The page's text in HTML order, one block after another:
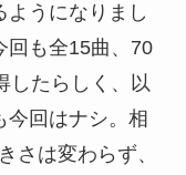
うになりまし
回も全15曲、70
したらしく、以
回はナシ。相
さは変わらず、